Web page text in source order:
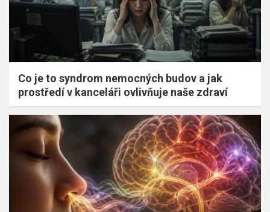
Co je to syndrom nemocných budov a jak
prostředí v kanceláři ovlivňuje naše zdraví